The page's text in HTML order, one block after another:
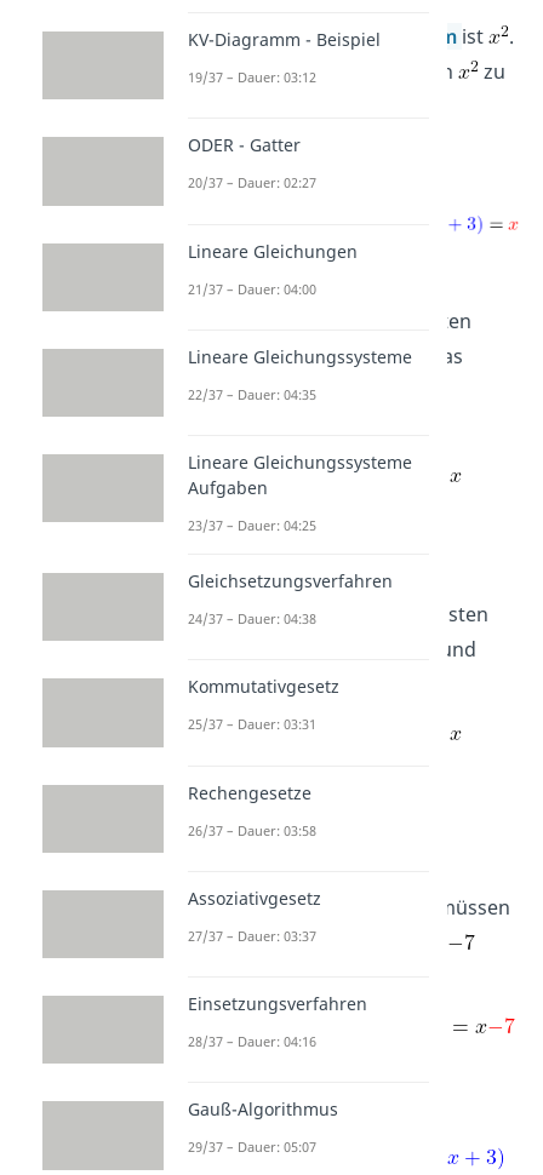
Exponenten im erstenPolynom ist
.
Um mit dem Polynom
ein
zu
multiplizieren, also
den nächsten
Term
und ziehen davon das
Ergebnis der vorherigen
Zu
ergänzen wir den nächsten
und
erhalten
Exponenten ist jetzt
. Wir müssen
daher das zweite Polynom mit
KV-Diagramm - Beispiel
19/37 – Dauer: 03:12
ODER - Gatter
20/37 – Dauer: 02:27
Lineare Gleichungen
21/37 – Dauer: 04:00
Lineare Gleichungssysteme
22/37 – Dauer: 04:35
Lineare Gleichungssysteme
Aufgaben
23/37 – Dauer: 04:25
Gleichsetzungsverfahren
24/37 – Dauer: 04:38
Kommutativgesetz
25/37 – Dauer: 03:31
Rechengesetze
26/37 – Dauer: 03:58
Assoziativgesetz
27/37 – Dauer: 03:37
Einsetzungsverfahren
28/37 – Dauer: 04:16
Gauß-Algorithmus
29/37 – Dauer: 05:07